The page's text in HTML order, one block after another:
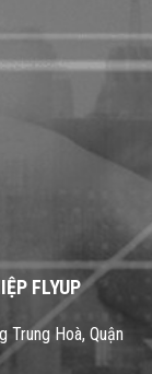
FLYUP
Trung Hoà, Quận